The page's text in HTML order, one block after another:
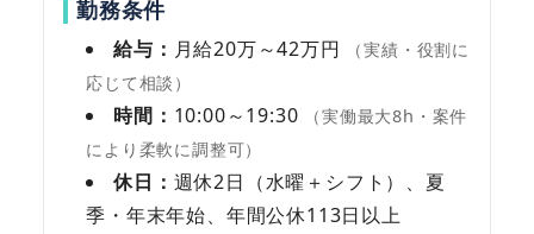
勤務条件
給与： 月給20万～42万円
（実績・役割に
応じて相談）
時間： 10:00～19:30
（実働最大8h・案件
により柔軟に調整可）
休日： 週休2日（水曜＋シフト）、夏
季・年末年始、年間公休113日以上